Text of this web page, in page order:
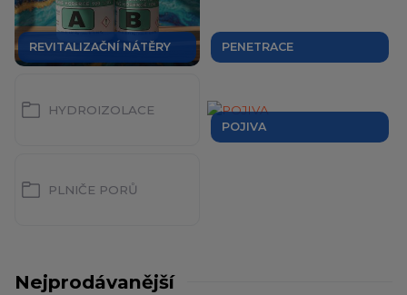
REVITALIZAČNÍ NÁTĚRY PENETRACE
HYDROIZOLACE
POJIVA
PLNIČE PORŮ
Nejprodávanější